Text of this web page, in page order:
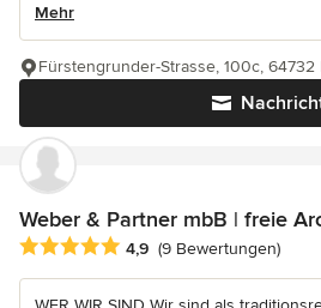
Mehr
Fürstengrunder-Strasse, 100c, 64732
Weber & Partner mbB | freie
Durchschnittliche Bewertung: 4.9
4,9 (9 Bewertungen)